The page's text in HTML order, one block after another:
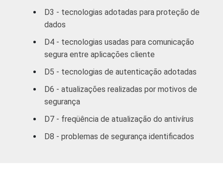
Transporte,
e
comunicações
Atividades
imobiliárias,
prestados às
empresas
D3 - tecnologias adotadas para proteção de
dados
D4 - tecnologias usadas para comunicação
segura entre aplicações cliente
D5 - tecnologias de autenticação adotadas
D6 - atualizações realizadas por motivos de
segurança
D7 - freqüência de atualização do antivírus
D8 - problemas de segurança identificados